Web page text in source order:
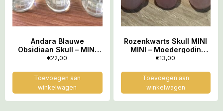
Andara Blauwe
Obsidiaan Skull – MINI
MINI: Speciaal voor
& Lichtwerk
€22,00
Toevoegen aan
winkelwagen
Rozenkwarts Skull MINI
MINI – Moedergodin
Hathor Venus – Gouden
€13,00
Toevoegen aan
winkelwagen